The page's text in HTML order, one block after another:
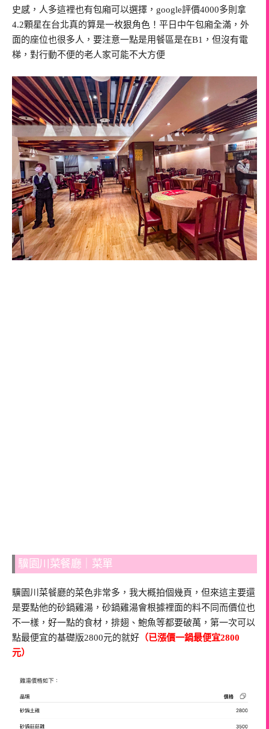
史感，人多這裡也有包廂可以選擇，google評價4000多則拿
4.2顆星在台北真的算是一枚狠角色！平日中午包廂全滿，外
面的座位也很多人，要注意一點是用餐區是在B1，但沒有電
梯，對行動不便的老人家可能不大方便
驥園川菜餐廳｜菜單
驥園川菜餐廳的菜色非常多，我大概拍個幾頁，但來這主要還
是要點他的砂鍋雞湯，砂鍋雞湯會根據裡面的料不同而價位也
不一樣，好一點的食材，排翅、鮑魚等都要破萬，第一次可以
點最便宜的基礎版2800元的就好 （已漲價一鍋最便宜2800
元）